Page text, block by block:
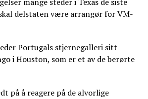
delstaten være arrangør for VM-
Portugals stjernegalleri sitt
i Houston, som er et av de berørte
på å reagere på de alvorlige